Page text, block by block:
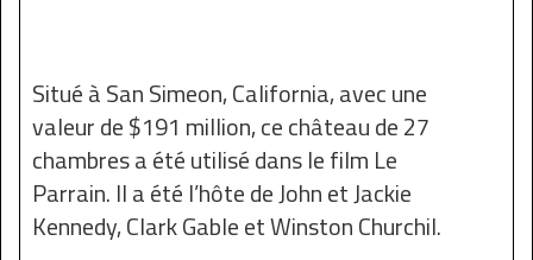
Situé à San Simeon, California, avec une
valeur de $191 million, ce château de 27
chambres a été utilisé dans le film Le
Parrain. Il a été l’hôte de John et Jackie
Kennedy, Clark Gable et Winston Churchil.